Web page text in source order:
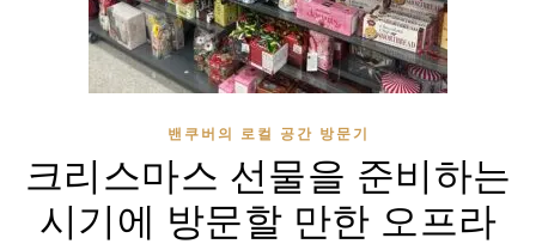
밴쿠버의 로컬 공간 방문기
크리스마스 선물을 준비하는
시기에 방문할 만한 오프라